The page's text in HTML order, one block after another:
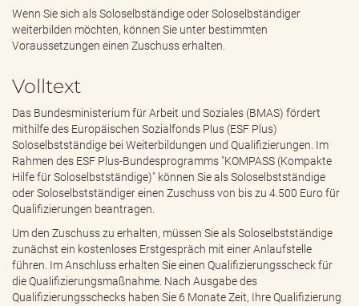
Wenn Sie sich als Soloselbständige oder Soloselbständiger
weiterbilden möchten, können Sie unter bestimmten
Voraussetzungen einen Zuschuss erhalten.
Volltext
Das Bundesministerium für Arbeit und Soziales (BMAS) fördert
mithilfe des Europäischen Sozialfonds Plus (ESF Plus)
Soloselbstständige bei Weiterbildungen und Qualifizierungen. Im
Rahmen des ESF Plus-Bundesprogramms "KOMPASS (Kompakte
Hilfe für Soloselbstständige)" können Sie als Soloselbstständige
oder Soloselbstständiger einen Zuschuss von bis zu 4.500 Euro für
Qualifizierungen beantragen.
Um den Zuschuss zu erhalten, müssen Sie als Soloselbstständige
zunächst ein kostenloses Erstgespräch mit einer Anlaufstelle
führen. Im Anschluss erhalten Sie einen Qualifizierungsscheck für
die Qualifizierungsmaßnahme. Nach Ausgabe des
Qualifizierungsschecks haben Sie 6 Monate Zeit, Ihre Qualifizierung